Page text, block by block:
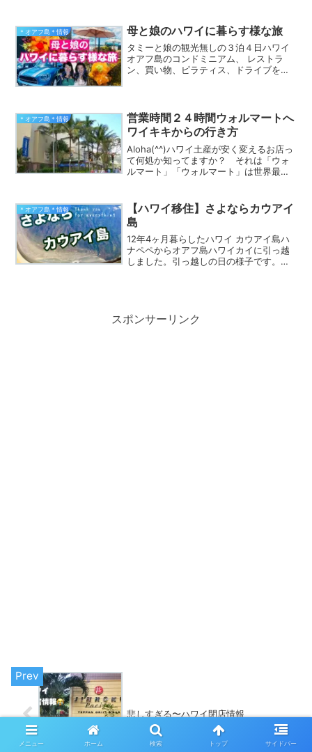
ースショアまで連れて行ってくれますか
ら；）ノー...
＊オアフ島＊情報 母と娘のハワイに暮らす様な旅
タミーと娘の観光無しの３泊４日ハワイ
オアフ島のコンドミニアム、 レストラ
ン、買い物、ピラティス、ドライブを紹
＊オアフ島＊情報
営業時間２４時間ウォルマートへ
ワイキキからの行き方
Aloha(^^)ハワイ土産が安く変えるお店っ
て何処か知ってますか？ それは「ウォ
ルマート」「ウォルマート」は世界最大
出来るのよ；）ハワイ旅行にいらした方
はワイキキに滞...
＊オアフ島＊情報
【ハワイ移住】さよならカウアイ
島
12年4ヶ月暮らしたハワイ カウアイ島ハ
ナペペからオアフ島ハワイカイに引っ越
しました。引っ越しの日の様子です。２
スポンサーリンク
悲しすぎる〜ハワイ閉店情報
メニュー ホーム 検索 トップ サイドバー